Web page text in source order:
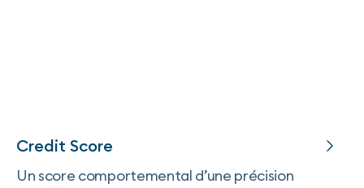
Credit Score
Un score comportemental d’une précision